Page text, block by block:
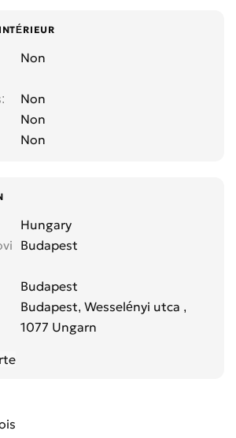
Non
Non
Non
Non
Hungary
Budapest
Budapest
Budapest, Wesselényi utca ,
1077 Ungarn